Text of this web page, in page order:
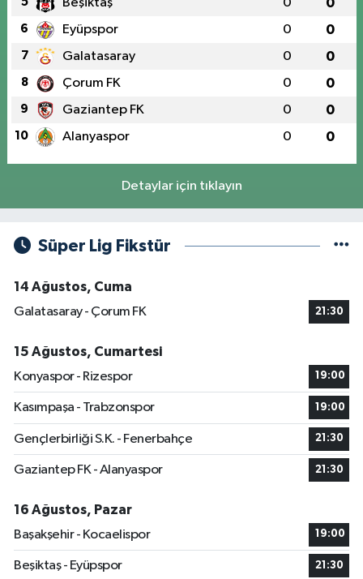
6 Eyüpspor 0 0
7 Galatasaray 0 0
8 Çorum FK 0 0
9 Gaziantep FK 0 0
10 Alanyaspor 0 0
Detaylar için tıklayın
Süper Lig Fikstür
14 Ağustos, Cuma
Galatasaray - Çorum FK
21:30
15 Ağustos, Cumartesi
Konyaspor - Rizespor
19:00
Kasımpaşa - Trabzonspor 19:00
Gençlerbirliği S.K. - Fenerbahçe 21:30
Gaziantep FK - Alanyaspor 21:30
16 Ağustos, Pazar
Başakşehir - Kocaelispor
19:00
Beşiktaş - Eyüpspor 21:30